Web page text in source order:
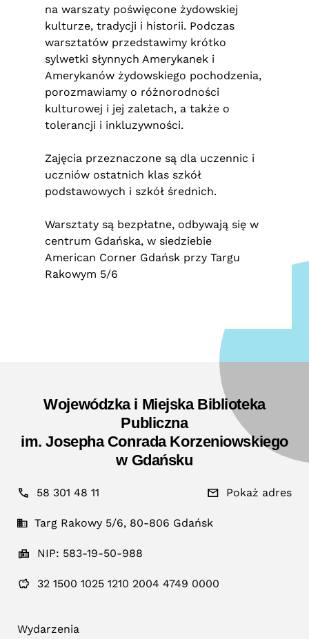
na warszaty poświęcone żydowskiej
kulturze, tradycji i historii. Podczas
warsztatów przedstawimy krótko
sylwetki słynnych Amerykanek i
Amerykanów żydowskiego pochodzenia,
porozmawiamy o różnorodności
kulturowej i jej zaletach, a także o
tolerancji i inkluzywności.
Zajęcia przeznaczone są dla uczennic i
uczniów ostatnich klas szkół
podstawowych i szkół średnich.
Warsztaty są bezpłatne, odbywają się w
centrum Gdańska, w siedziebie
American Corner Gdańsk przy Targu
Rakowym 5/6
Wojewódzka i Miejska Biblioteka
Publiczna
im. Josepha Conrada Korzeniowskiego
w Gdańsku
58 301 48 11 Pokaż adres
Targ Rakowy 5/6, 80-806 Gdańsk
NIP: 583-19-50-988
32 1500 1025 1210 2004 4749 0000
Wydarzenia